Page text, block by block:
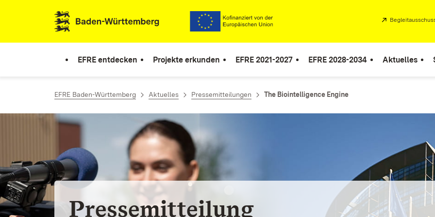
Zum Inhalt springen
Link zur Startseite
Extern:
EFRE entdecken Projekte erkunden EFRE 2021-2027 EFRE 2028-2034 Aktuelles
EFRE Baden-Württemberg Aktuelles Pressemitteilungen The Biointelligence Engine
Pressemitteilung